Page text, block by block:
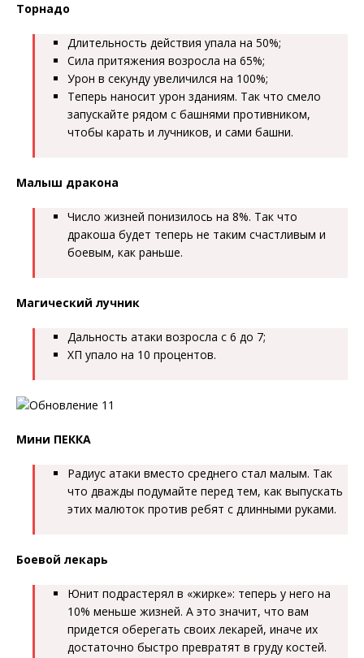
Торнадо
Длительность действия упала на 50%;
Сила притяжения возросла на 65%;
Урон в секунду увеличился на 100%;
Теперь наносит урон зданиям. Так что смело
запускайте рядом с башнями противником,
чтобы карать и лучников, и сами башни.
Малыш дракона
Число жизней понизилось на 8%. Так что
дракоша будет теперь не таким счастливым и
боевым, как раньше.
Магический лучник
Дальность атаки возросла с 6 до 7;
ХП упало на 10 процентов.
Мини ПЕККА
Радиус атаки вместо среднего стал малым. Так
что дважды подумайте перед тем, как выпускать
этих малюток против ребят с длинными руками.
Боевой лекарь
Юнит подрастерял в «жирке»: теперь у него на
10% меньше жизней. А это значит, что вам
придется оберегать своих лекарей, иначе их
достаточно быстро превратят в груду костей.